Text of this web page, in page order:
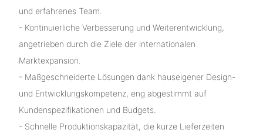
und erfahrenes Team.
- Kontinuierliche Verbesserung und Weiterentwicklung,
angetrieben durch die Ziele der internationalen
Marktexpansion.
- Maßgeschneiderte Lösungen dank hauseigener Design-
und Entwicklungskompetenz, eng abgestimmt auf
Kundenspezifikationen und Budgets.
- Schnelle Produktionskapazität, die kurze Lieferzeiten